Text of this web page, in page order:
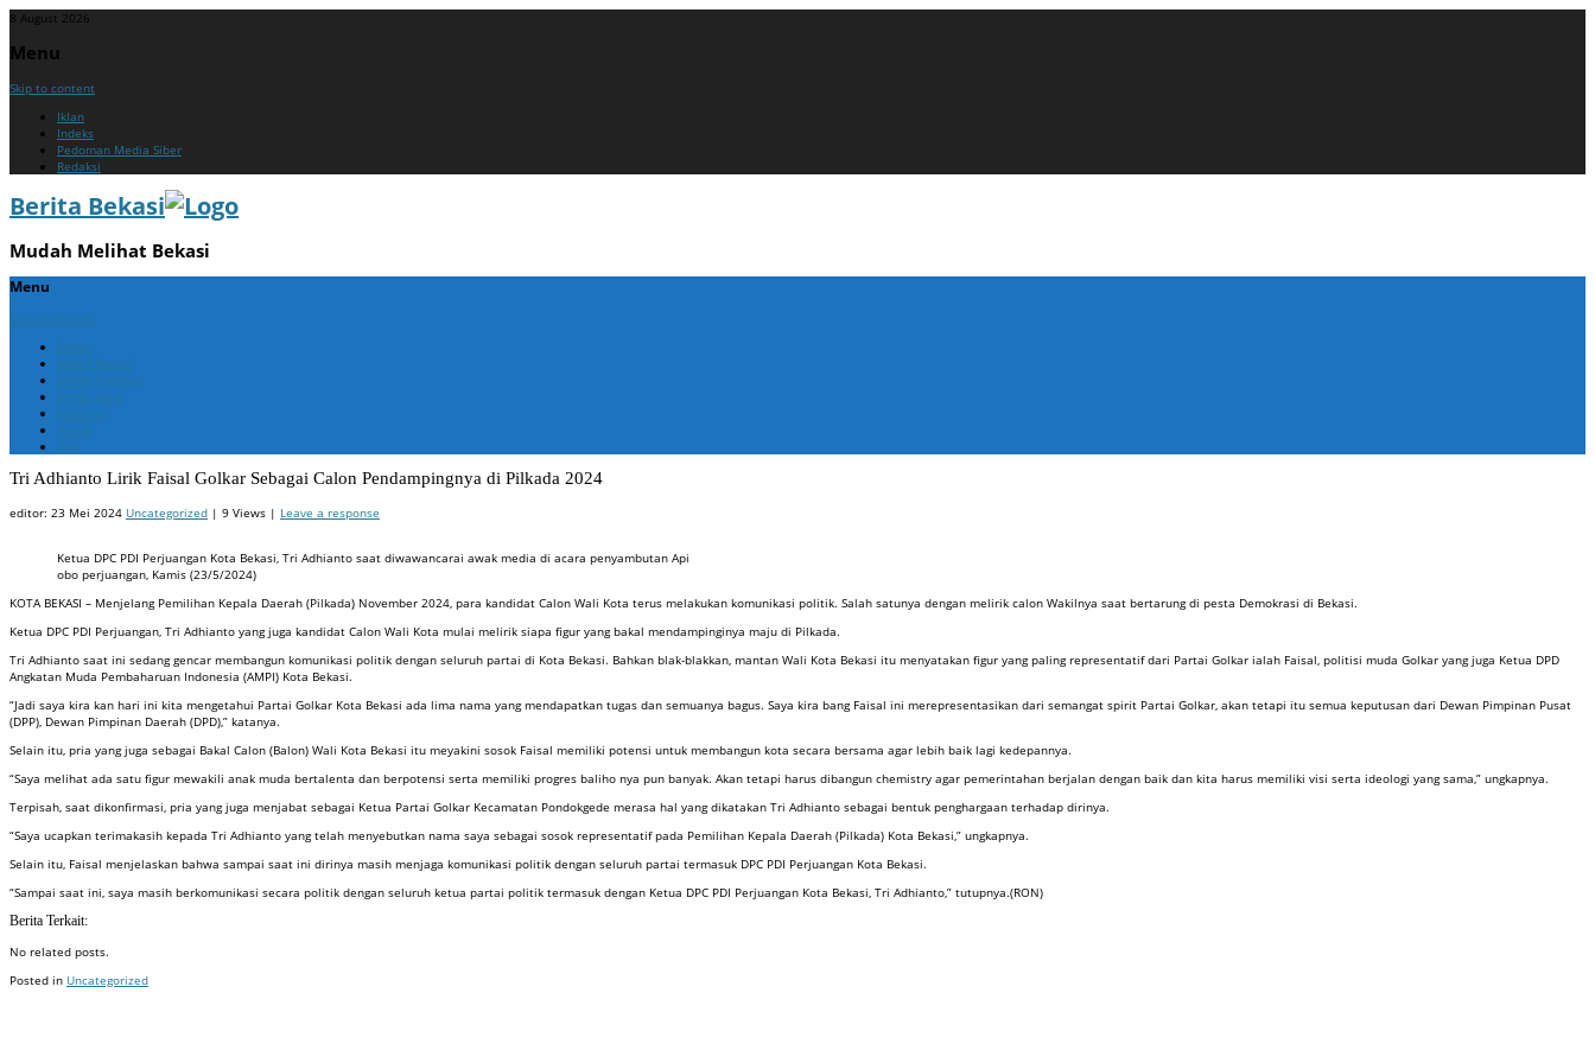
8 August 2026
Menu
Skip to content
Iklan
Indeks
Pedoman Media Siber
Redaksi
Berita Bekasi
Mudah Melihat Bekasi
Menu
Skip to content
Home
Berita Bekasi
Berita Cikarang
Berita Jabar
Nasional
Politik
ADV
Tri Adhianto Lirik Faisal Golkar Sebagai Calon Pendampingnya di Pilkada 2024
editor: 23 Mei 2024 Uncategorized | 9 Views | Leave a response
Ketua DPC PDI Perjuangan Kota Bekasi, Tri Adhianto saat diwawancarai awak media di acara penyambutan Api
obo perjuangan, Kamis (23/5/2024)
KOTA BEKASI – Menjelang Pemilihan Kepala Daerah (Pilkada) November 2024, para kandidat Calon Wali Kota terus melakukan komunikasi politik. Salah satunya dengan melirik calon Wakilnya saat bertarung di pesta Demokrasi di Bekasi.
Ketua DPC PDI Perjuangan, Tri Adhianto yang juga kandidat Calon Wali Kota mulai melirik siapa figur yang bakal mendampinginya maju di Pilkada.
Tri Adhianto saat ini sedang gencar membangun komunikasi politik dengan seluruh partai di Kota Bekasi. Bahkan blak-blakkan, mantan Wali Kota Bekasi itu menyatakan figur yang paling representatif dari Partai Golkar ialah Faisal, politisi muda Golkar yang juga Ketua DPD
Angkatan Muda Pembaharuan Indonesia (AMPI) Kota Bekasi.
“Jadi saya kira kan hari ini kita mengetahui Partai Golkar Kota Bekasi ada lima nama yang mendapatkan tugas dan semuanya bagus. Saya kira bang Faisal ini merepresentasikan dari semangat spirit Partai Golkar, akan tetapi itu semua keputusan dari Dewan Pimpinan Pusat
(DPP), Dewan Pimpinan Daerah (DPD),” katanya.
Selain itu, pria yang juga sebagai Bakal Calon (Balon) Wali Kota Bekasi itu meyakini sosok Faisal memiliki potensi untuk membangun kota secara bersama agar lebih baik lagi kedepannya.
“Saya melihat ada satu figur mewakili anak muda bertalenta dan berpotensi serta memiliki progres baliho nya pun banyak. Akan tetapi harus dibangun chemistry agar pemerintahan berjalan dengan baik dan kita harus memiliki visi serta ideologi yang sama,” ungkapnya.
Terpisah, saat dikonfirmasi, pria yang juga menjabat sebagai Ketua Partai Golkar Kecamatan Pondokgede merasa hal yang dikatakan Tri Adhianto sebagai bentuk penghargaan terhadap dirinya.
“Saya ucapkan terimakasih kepada Tri Adhianto yang telah menyebutkan nama saya sebagai sosok representatif pada Pemilihan Kepala Daerah (Pilkada) Kota Bekasi,” ungkapnya.
Selain itu, Faisal menjelaskan bahwa sampai saat ini dirinya masih menjaga komunikasi politik dengan seluruh partai termasuk DPC PDI Perjuangan Kota Bekasi.
“Sampai saat ini, saya masih berkomunikasi secara politik dengan seluruh ketua partai politik termasuk dengan Ketua DPC PDI Perjuangan Kota Bekasi, Tri Adhianto,” tutupnya.(RON)
Berita Terkait:
No related posts.
Posted in Uncategorized